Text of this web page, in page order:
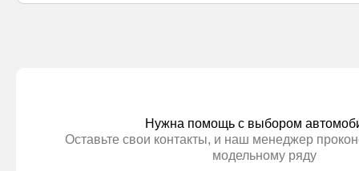
Нужна помощь с выбором
Оставьте свои контакты, и наш менеджер
модельному ряду